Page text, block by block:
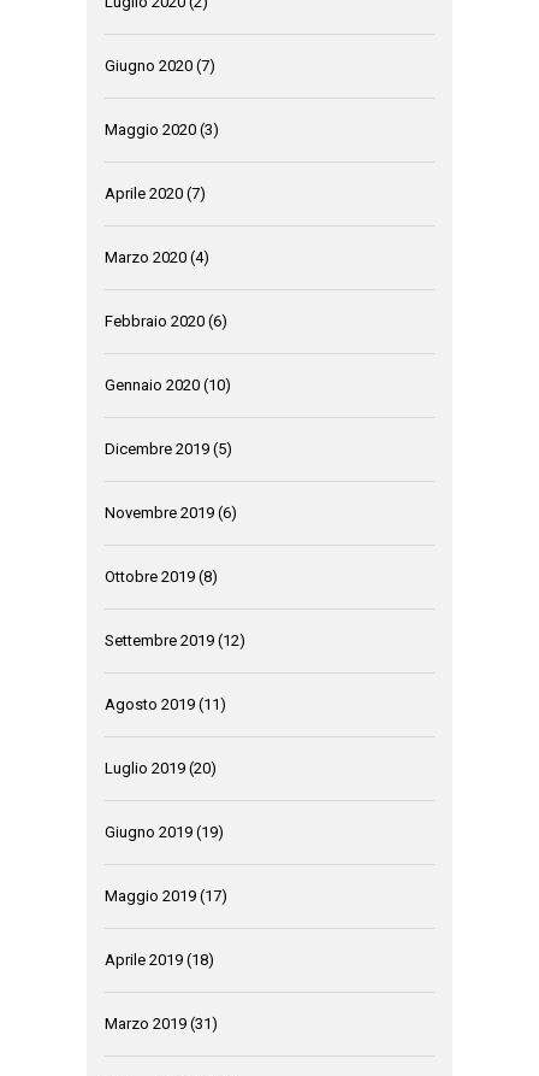
Giugno 2020 (7)
Maggio 2020 (3)
Aprile 2020 (7)
Marzo 2020 (4)
Febbraio 2020 (6)
Gennaio 2020 (10)
Dicembre 2019 (5)
Novembre 2019 (6)
Ottobre 2019 (8)
Settembre 2019 (12)
Agosto 2019 (11)
Luglio 2019 (20)
Giugno 2019 (19)
Maggio 2019 (17)
Aprile 2019 (18)
Marzo 2019 (31)